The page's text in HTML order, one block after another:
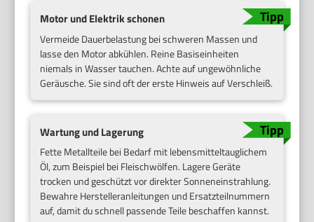
Motor und Elektrik schonen
Vermeide Dauerbelastung bei schweren Massen und
lasse den Motor abkühlen. Reine Basiseinheiten
niemals in Wasser tauchen. Achte auf ungewöhnliche
Geräusche. Sie sind oft der erste Hinweis auf Verschleiß.
Wartung und Lagerung
Fette Metallteile bei Bedarf mit lebensmitteltauglichem
Öl, zum Beispiel bei Fleischwölfen. Lagere Geräte
trocken und geschützt vor direkter Sonneneinstrahlung.
Bewahre Herstelleranleitungen und Ersatzteilnummern
auf, damit du schnell passende Teile beschaffen kannst.